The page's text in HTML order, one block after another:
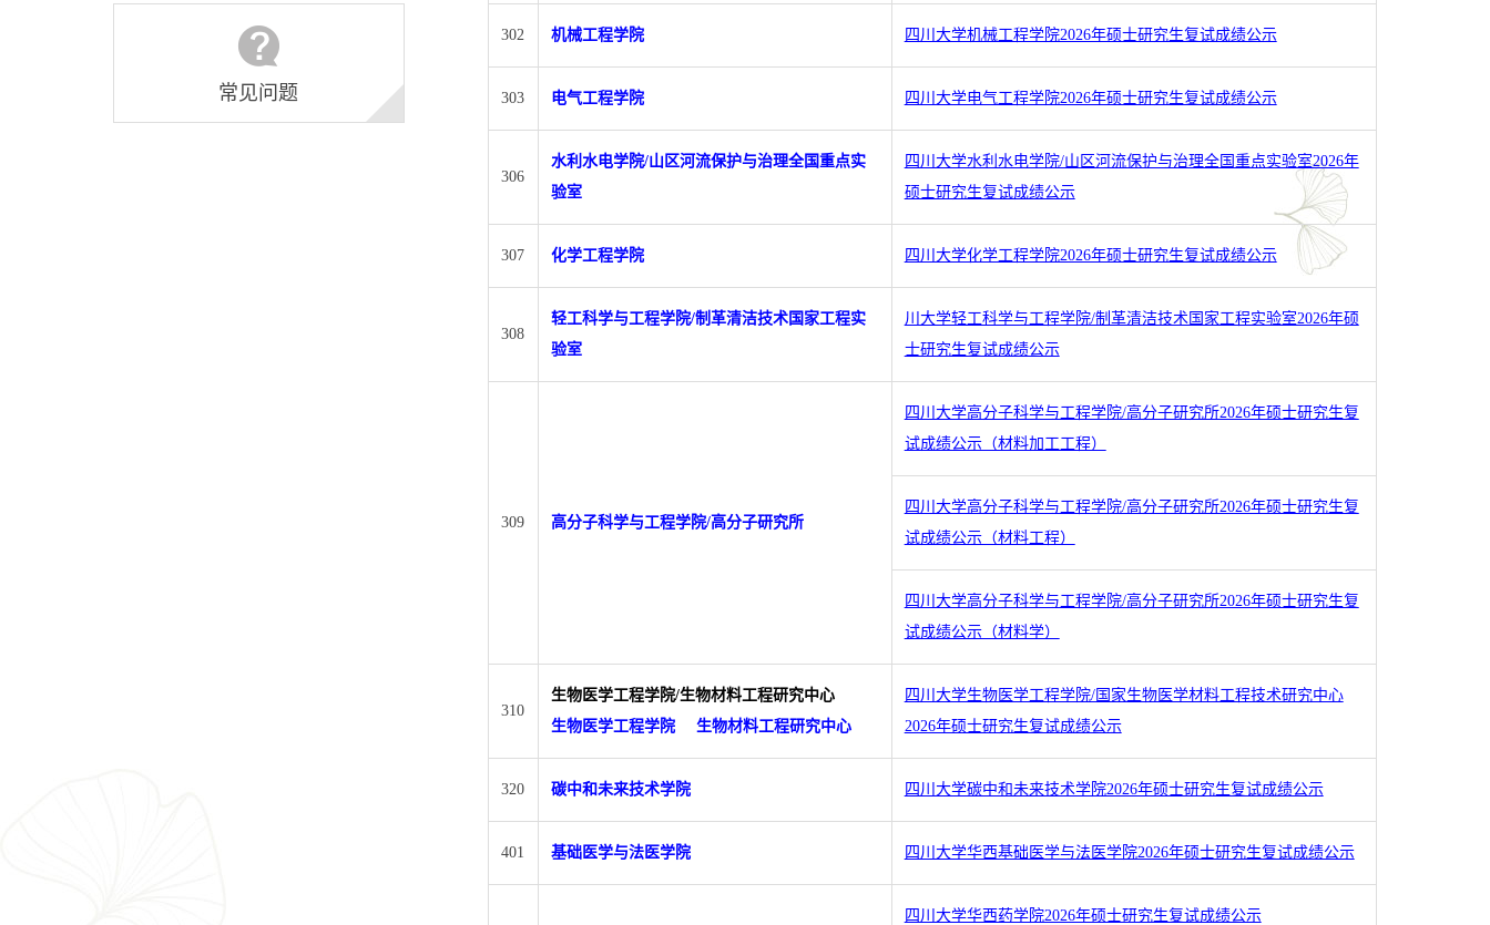
常见问题
302 机械工程学院 四川大学机械工程学院2026年硕士研究生复试成绩公示
303 电气工程学院 四川大学电气工程学院2026年硕士研究生复试成绩公示
306
水利水电学院/山区河流保护与治理全国重点实
验室
四川大学水利水电学院/山区河流保护与治理全国重点实验室2026年
硕士研究生复试成绩公示
307 化学工程学院 四川大学化学工程学院2026年硕士研究生复试成绩公示
308
轻工科学与工程学院/制革清洁技术国家工程实
验室
川大学轻工科学与工程学院/制革清洁技术国家工程实验室2026年硕
士研究生复试成绩公示
309 高分子科学与工程学院/高分子研究所
四川大学高分子科学与工程学院/高分子研究所2026年硕士研究生复
试成绩公示（材料加工工程）
四川大学高分子科学与工程学院/高分子研究所2026年硕士研究生复
试成绩公示（材料工程）
四川大学高分子科学与工程学院/高分子研究所2026年硕士研究生复
试成绩公示（材料学）
310
生物医学工程学院/生物材料工程研究中心
生物医学工程学院
生物材料工程研究中心
四川大学生物医学工程学院/国家生物医学材料工程技术研究中心
2026年硕士研究生复试成绩公示
320 碳中和未来技术学院 四川大学碳中和未来技术学院2026年硕士研究生复试成绩公示
401 基础医学与法医学院 四川大学华西基础医学与法医学院2026年硕士研究生复试成绩公示
四川大学华西药学院2026年硕士研究生复试成绩公示